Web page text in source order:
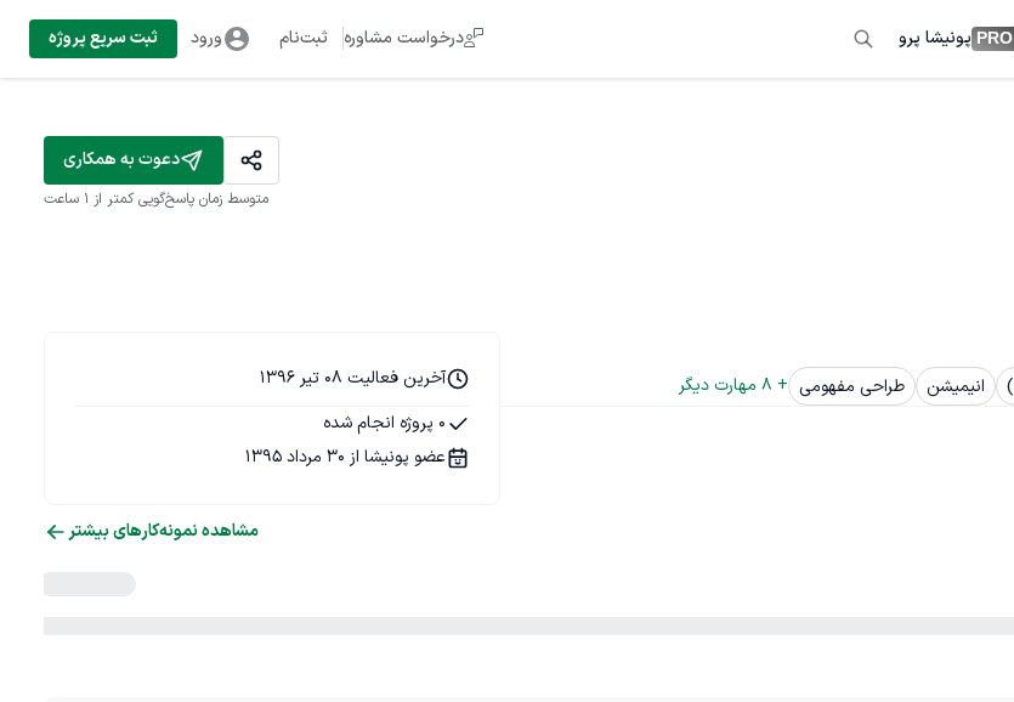
PRO پونیشا پرو درخواست مشاوره ثبت‌نام ورود ثبت سریع پروژه
دعوت به همکاری
متوسط زمان پاسخ‌گویی کمتر از 1 ساعت
انیمیشن طراحی مفهومی +
8 مهارت دیگر
آخرین فعالیت 08 تیر 1396
0 پروژه انجام شده
عضو پونیشا از 30 مرداد 1395
مشاهده نمونه‌کارهای بیشتر